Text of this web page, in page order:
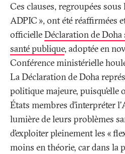
Ces clauses, regroupées sous
ADPIC», ont été réaffirmées
officielleDéclaration de
santé publique, adoptée en
Conférence ministérielle
La Déclaration de Doha
politique majeure,
États membres d’interpréter
lumière de leurs problèmes
d’exploiter pleinement les «
moins en théorie, car dans la